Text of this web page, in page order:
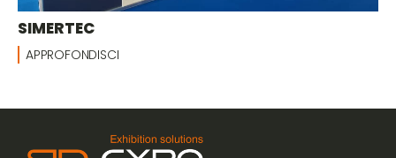
SIMERTEC
APPROFONDISCI